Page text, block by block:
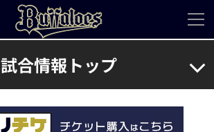
試合情報トップ